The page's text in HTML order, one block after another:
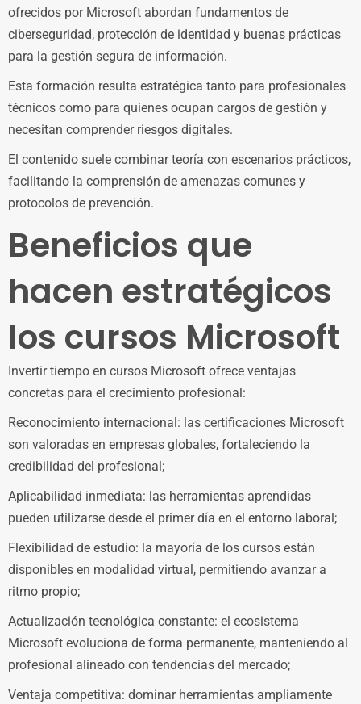
ofrecidos por Microsoft abordan fundamentos de
ciberseguridad, protección de identidad y buenas prácticas
para la gestión segura de información.
Esta formación resulta estratégica tanto para profesionales
técnicos como para quienes ocupan cargos de gestión y
necesitan comprender riesgos digitales.
El contenido suele combinar teoría con escenarios prácticos,
facilitando la comprensión de amenazas comunes y
protocolos de prevención.
Beneficios que
hacen estratégicos
los cursos Microsoft
Invertir tiempo en cursos Microsoft ofrece ventajas
concretas para el crecimiento profesional:
Reconocimiento internacional: las certificaciones Microsoft
son valoradas en empresas globales, fortaleciendo la
credibilidad del profesional;
Aplicabilidad inmediata: las herramientas aprendidas
pueden utilizarse desde el primer día en el entorno laboral;
Flexibilidad de estudio: la mayoría de los cursos están
disponibles en modalidad virtual, permitiendo avanzar a
ritmo propio;
Actualización tecnológica constante: el ecosistema
Microsoft evoluciona de forma permanente, manteniendo al
profesional alineado con tendencias del mercado;
Ventaja competitiva: dominar herramientas ampliamente